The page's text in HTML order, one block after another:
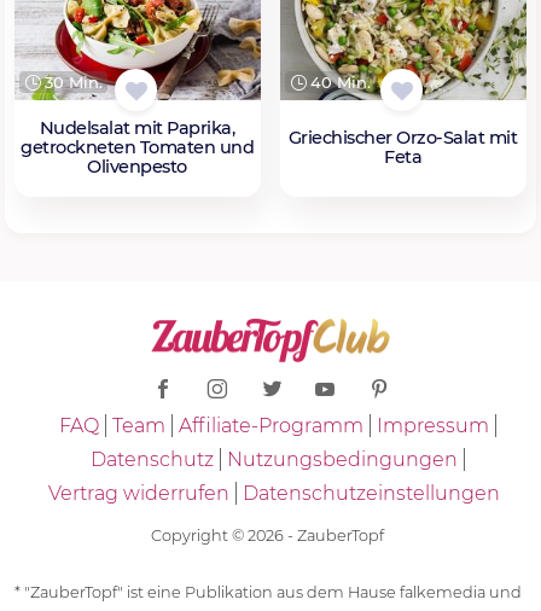
30 Min.
Nudelsalat mit Paprika,
getrockneten Tomaten und
Olivenpesto
40 Min.
Griechischer Orzo-Salat mit
Feta
FAQ Team Affiliate-Programm
Impressum
Datenschutz
Nutzungsbedingungen
Vertrag widerrufen
Datenschutzeinstellungen
Copyright © 2026 - ZauberTopf
* "ZauberTopf" ist eine Publikation aus dem Hause falkemedia und